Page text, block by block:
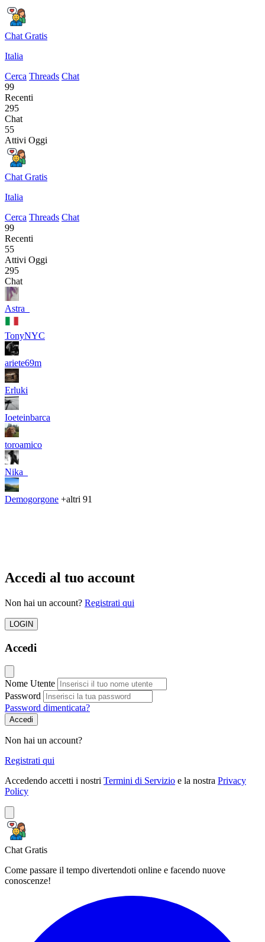
Chat Gratis
Italia
Cerca Threads Chat
99
Recenti
295
Chat
55
Attivi Oggi
Chat Gratis
Italia
Cerca Threads Chat
99
Recenti
55
Attivi Oggi
295
Chat
Astra_
TonyNYC
ariete69m
Erluki
Ioeteinbarca
toroamico
Nika_
Demogorgone +altri 91
Accedi al tuo account
Non hai un account? Registrati qui
LOGIN
Accedi
Nome Utente
Password
Password dimenticata?
Accedi
Non hai un account?
Registrati qui
Accedendo accetti i nostri Termini di Servizio e la nostra Privacy
Policy
Chat Gratis
Come passare il tempo divertendoti online e facendo nuove
conoscenze!